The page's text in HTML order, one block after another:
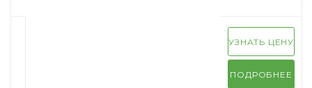
УЗНАТЬ ЦЕНУ
ПОДРОБНЕЕ